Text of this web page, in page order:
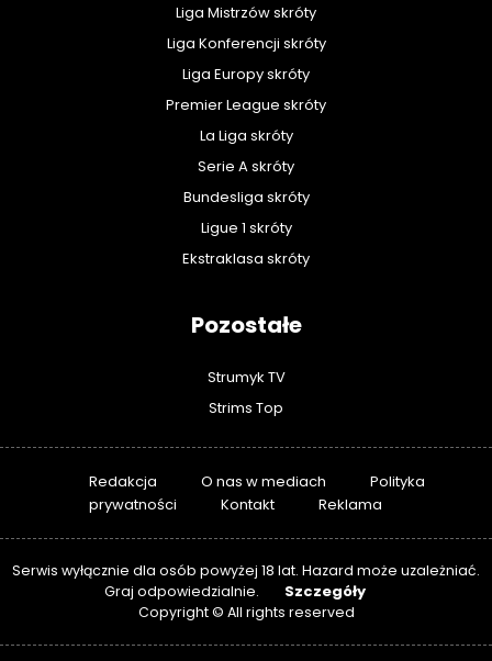
Liga Mistrzów skróty
Liga Konferencji skróty
Liga Europy skróty
Premier League skróty
La Liga skróty
Serie A skróty
Bundesliga skróty
Ligue 1 skróty
Ekstraklasa skróty
Pozostałe
Strumyk TV
Strims Top
Redakcja O nas w mediach
Polityka
prywatności
Kontakt Reklama
Serwis wyłącznie dla osób powyżej 18 lat. Hazard może uzależniać.
Graj odpowiedzialnie.
Szczegóły
Copyright © All rights reserved